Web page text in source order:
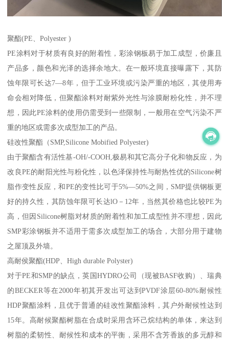
聚酯(PE、Polyester )
PE涂料对于材质有良好的附着性，彩涂钢板易于加工成型，价廉且
产品多，颜色和光泽的选择余地大。在一般环境直接曝露下，其防
蚀年限可长达7—8年，但于工业环境或污染严重的地区，其使用寿
命会相对降低，但聚酯涂料对耐紫外光性与涂膜耐粉化性，并不理
想，因此PE涂料的使用仍需受到一些限制，一般用在空气污染不严
重的地区或需多次成型加工的产品。
硅改性聚酯（SMP,Silicone Mobified Polyester)
由于聚酯含有活性基-OH/-COOH,极易和其它高分子化和物反应，为
改良PE的耐阳光性与粉化性，以色泽保持性与耐热性优的Silicone树
脂作变性反应，和PE的变性比可于5%—50%之间，SMP提供钢板更
好的持久性，其防蚀年限可长达lO－12年，当然其价格也比较PE为
高，但因Silicone树脂对材质的附着性和加工成型性并不理想，因此
SMP彩涂钢板并不适用于需多次成型加工的场合，大部分用于建物
之屋顶及外墙。
高耐侯聚酯(HDP、High durable Polyster)
对于PE和SMP的缺点，英国HYDRO公司（现被BASF收购）、瑞典
的BECKER等在2000年初其开发出可达到PVDF涂层60-80%耐候性
HDP聚酯涂料，且优于普通的硅改性聚酯涂料，其户外耐候性达到
15年。高耐候聚酯树脂在合成时采用含环己烷结构的单体，来达到
树脂的柔韧性、耐候性和成本的平衡，采用不含芳香族的多元醇和